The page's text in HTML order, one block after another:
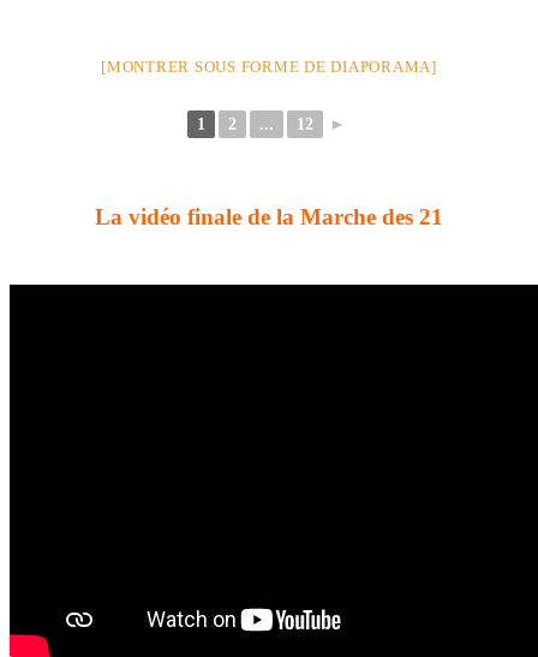
[MONTRER SOUS FORME DE DIAPORAMA]
1 2 ... 12 ►
La vidéo finale de la Marche des 21